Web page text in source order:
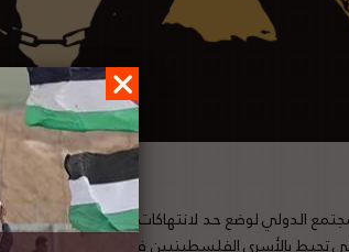
الدولي لوضع حد لانتهاكات سلطات الإحتلال
تحيط بالأسرى الفلسطينيين في سجون الإحتلال